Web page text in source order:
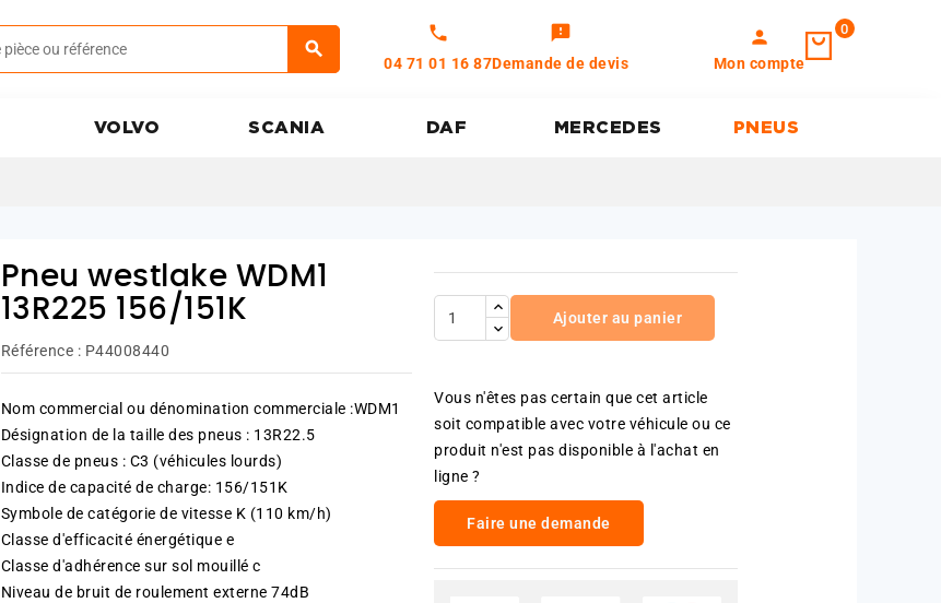
call
04 71 01 16 87
feedback
Demande de devis
person
Mon compte
0
VOLVO SCANIA DAF MERCEDES PNEUS
Pneu westlake WDM1
13R225 156/151K
Référence : P44008440
Nom commercial ou dénomination commerciale :WDM1
Désignation de la taille des pneus : 13R22.5
Classe de pneus : C3 (véhicules lourds)
Indice de capacité de charge: 156/151K
Symbole de catégorie de vitesse K (110 km/h)
Classe d'efficacité énergétique e
Classe d'adhérence sur sol mouillé c
Niveau de bruit de roulement externe 74dB
Ajouter au panier
Vous n'êtes pas certain que cet article
soit compatible avec votre véhicule ou ce
produit n'est pas disponible à l'achat en
ligne ?
Faire une demande